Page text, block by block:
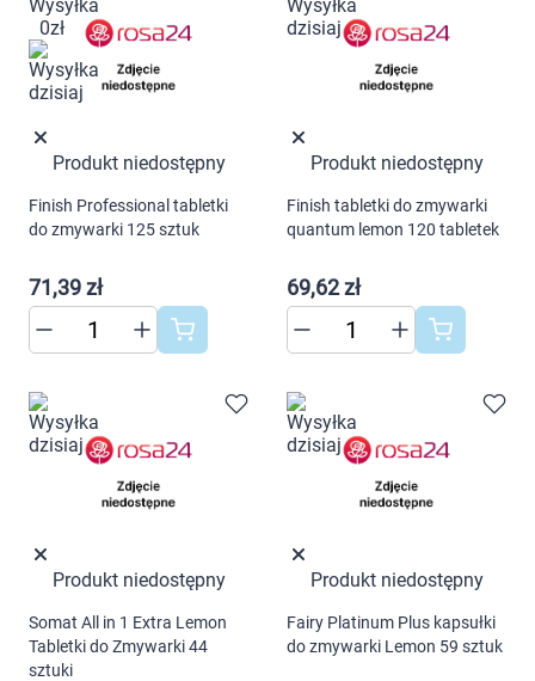
Produkt niedostępny
Finish Professional tabletki
do zmywarki 125 sztuk
71,39 zł
Produkt niedostępny
Finish tabletki do zmywarki
quantum lemon 120 tabletek
69,62 zł
Produkt niedostępny
Somat All in 1 Extra Lemon
Tabletki do Zmywarki 44
sztuki
Produkt niedostępny
Fairy Platinum Plus kapsułki
do zmywarki Lemon 59 sztuk